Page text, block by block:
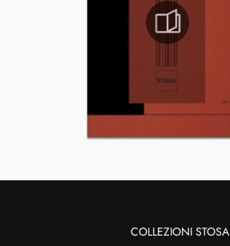
COLLEZIONI STOSA